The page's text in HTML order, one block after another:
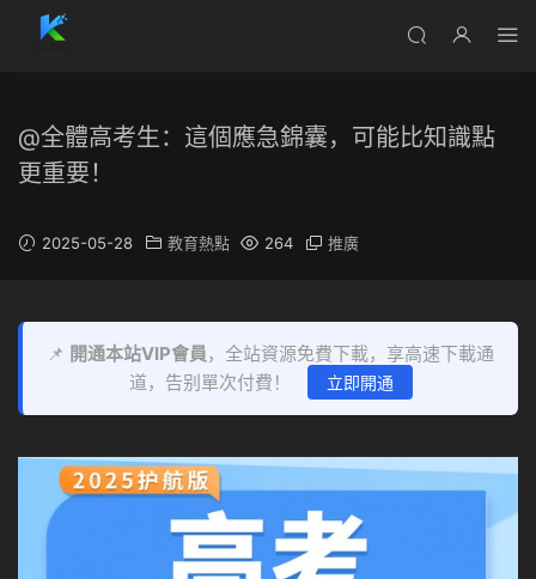
@全體高考生：這個應急錦囊，可能比知識點
更重要！
2025-05-28 教育熱點 264 推廣
📌 開通本站VIP會員，全站資源免費下載，享高速下載通
道，告别單次付費！
立即開通